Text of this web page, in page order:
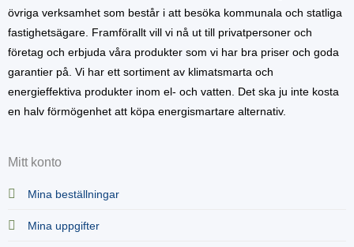
övriga verksamhet som består i att besöka kommunala och statliga
fastighetsägare. Framförallt vill vi nå ut till privatpersoner och
företag och erbjuda våra produkter som vi har bra priser och goda
garantier på. Vi har ett sortiment av klimatsmarta och
energieffektiva produkter inom el- och vatten. Det ska ju inte kosta
en halv förmögenhet att köpa energismartare alternativ.
Mitt konto
Mina beställningar
Mina uppgifter